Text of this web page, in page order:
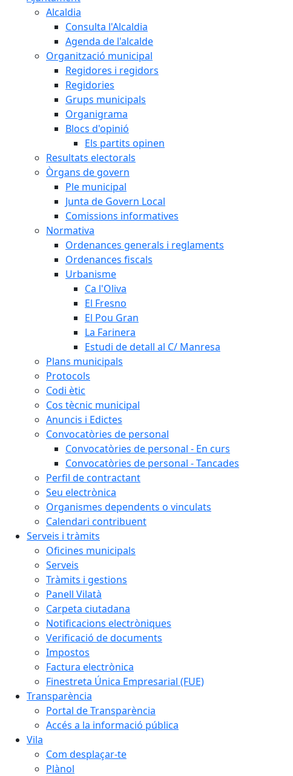
Alcaldia
Consulta l'Alcaldia
Agenda de l'alcalde
Organització municipal
Regidores i regidors
Regidories
Grups municipals
Organigrama
Blocs d'opinió
Els partits opinen
Resultats electorals
Òrgans de govern
Ple municipal
Junta de Govern Local
Comissions informatives
Normativa
Ordenances generals i reglaments
Ordenances fiscals
Urbanisme
Ca l'Oliva
El Fresno
El Pou Gran
La Farinera
Estudi de detall al C/ Manresa
Plans municipals
Protocols
Codi ètic
Cos tècnic municipal
Anuncis i Edictes
Convocatòries de personal
Convocatòries de personal - En curs
Convocatòries de personal - Tancades
Perfil de contractant
Seu electrònica
Organismes dependents o vinculats
Calendari contribuent
Serveis i tràmits
Oficines municipals
Serveis
Tràmits i gestions
Panell Vilatà
Carpeta ciutadana
Notificacions electròniques
Verificació de documents
Impostos
Factura electrònica
Finestreta Única Empresarial (FUE)
Transparència
Portal de Transparència
Accés a la informació pública
Vila
Com desplaçar-te
Plànol